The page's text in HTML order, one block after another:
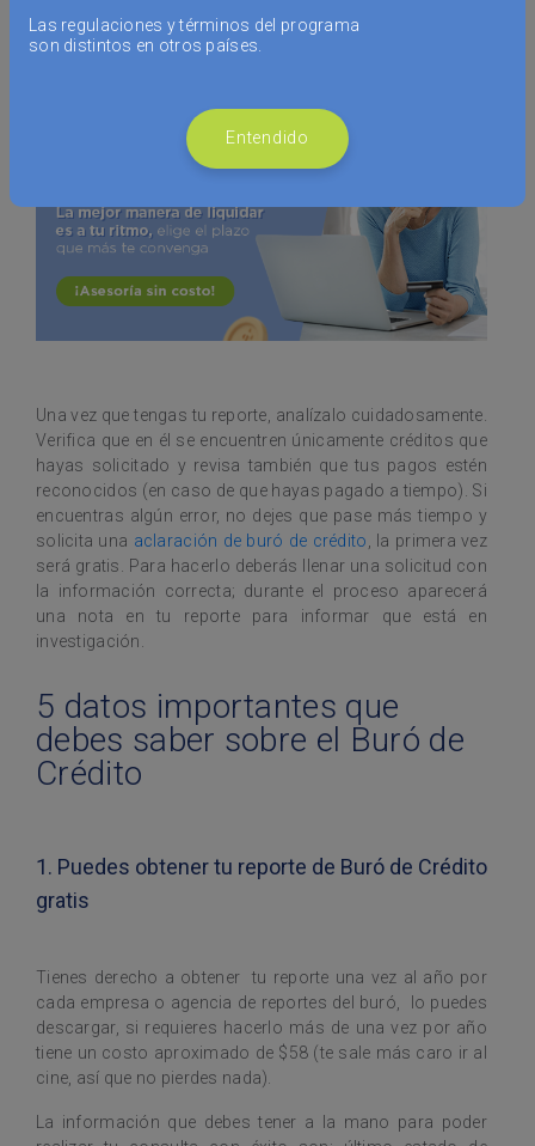
¿Tu historial crediticio tiene un
error?
Una vez que tengas tu reporte, analízalo cuidadosamente.
Verifica que en él se encuentren únicamente créditos que
hayas solicitado y revisa también que tus pagos estén
reconocidos (en caso de que hayas pagado a tiempo). Si
encuentras algún error, no dejes que pase más tiempo y
solicita una aclaración de buró de crédito
, la primera vez
será gratis. Para hacerlo deberás llenar una solicitud con
la información correcta; durante el proceso aparecerá
una nota en tu reporte para informar que está en
investigación.
5 datos importantes que
debes saber sobre el Buró de
Crédito
1. Puedes obtener tu reporte de Buró de Crédito
gratis
Tienes derecho a obtener tu reporte una vez al año por
cada empresa o agencia de reportes del buró, lo puedes
descargar, si requieres hacerlo más de una vez por año
tiene un costo aproximado de $58 (te sale más caro ir al
cine, así que no pierdes nada).
La información que debes tener a la mano para poder
Las regulaciones y términos del programa
son distintos en otros países.
Entendido